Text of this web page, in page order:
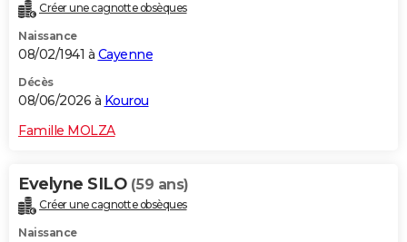
Créer une cagnotte obsèques
Naissance
08/02/1941 à Cayenne
Décès
08/06/2026 à Kourou
Famille MOLZA
Evelyne SILO (59 ans)
Créer une cagnotte obsèques
Naissance